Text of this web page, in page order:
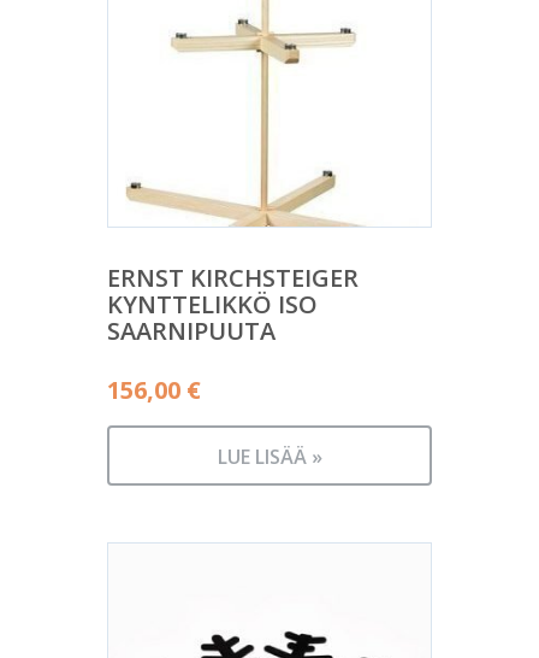
ERNST KIRCHSTEIGER
KYNTTELIKKÖ ISO
SAARNIPUUTA
156,00 €
LUE LISÄÄ »